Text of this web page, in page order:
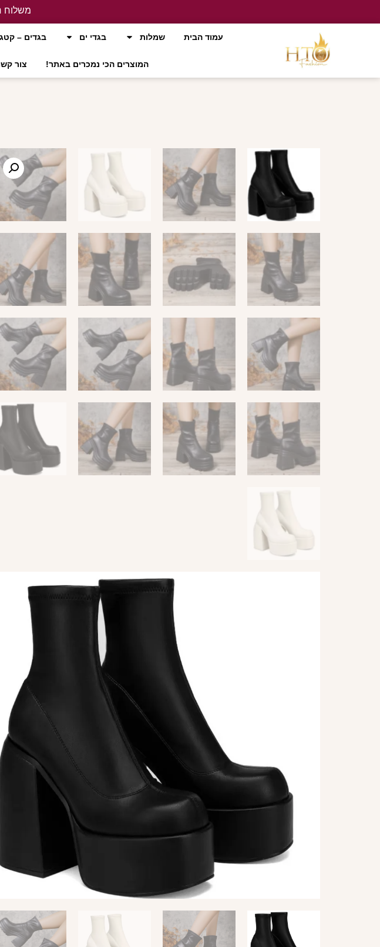
משלוח
עמוד הבית
שמלות בגדי ים בגדים –
המוצרים הכי נמכרים באתר! צור